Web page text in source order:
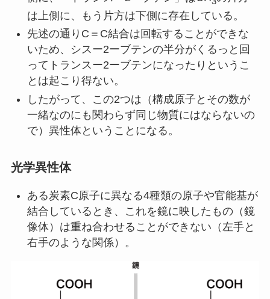
は上側に、もう片方は下側に存在している。
先述の通りC＝C結合は回転することができな
いため、シスー2ーブテンの半分がくるっと回
ってトランスー2ーブテンになったりというこ
とは起こり得ない。
したがって、この2つは（構成原子とその数が
一緒なのにも関わらず同じ物質にはならないの
で）異性体ということになる。
光学異性体
ある炭素C原子に異なる4種類の原子や官能基が
結合しているとき、これを鏡に映したもの（鏡
像体）は重ね合わせることができない（左手と
右手のような関係）。